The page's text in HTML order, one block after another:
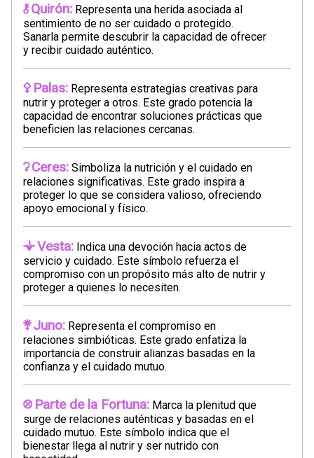
Quirón: Representa una herida asociada al
sentimiento de no ser cuidado o protegido.
Sanarla permite descubrir la capacidad de ofrecer
y recibir cuidado auténtico.
Palas: Representa estrategias creativas para
nutrir y proteger a otros. Este grado potencia la
capacidad de encontrar soluciones prácticas que
beneficien las relaciones cercanas.
Ceres: Simboliza la nutrición y el cuidado en
relaciones significativas. Este grado inspira a
proteger lo que se considera valioso, ofreciendo
apoyo emocional y físico.
Vesta: Indica una devoción hacia actos de
servicio y cuidado. Este símbolo refuerza el
compromiso con un propósito más alto de nutrir y
proteger a quienes lo necesiten.
Juno: Representa el compromiso en
relaciones simbióticas. Este grado enfatiza la
importancia de construir alianzas basadas en la
confianza y el cuidado mutuo.
Parte de la Fortuna: Marca la plenitud que
surge de relaciones auténticas y basadas en el
cuidado mutuo. Este símbolo indica que el
bienestar llega al nutrir y ser nutrido con